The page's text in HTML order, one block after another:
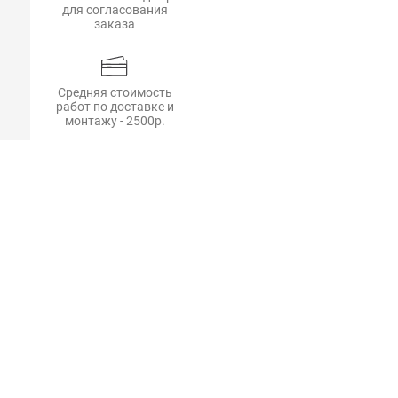
для согласования
заказа
Средняя стоимость
работ по доставке и
монтажу - 2500р.